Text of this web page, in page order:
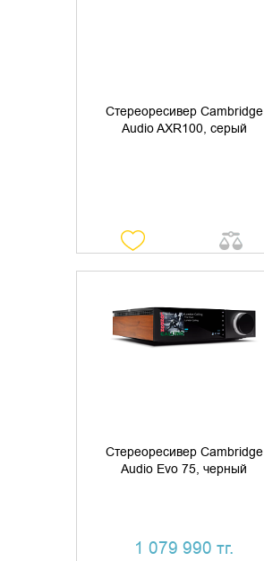
Стереоресивер Cambridge
Audio AXR100, серый
Стереоресивер Cambridge
Audio Evo 75, черный
1 079 990 тг.
ДОБАВИТЬ В КОРЗИНУ